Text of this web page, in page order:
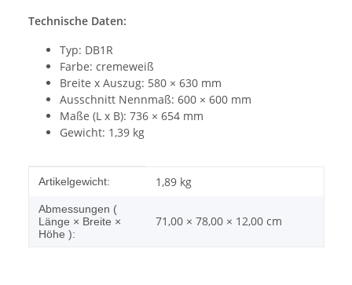
Technische Daten:
Typ: DB1R
Farbe: cremeweiß
Breite x Auszug: 580 × 630 mm
Ausschnitt Nennmaß: 600 × 600 mm
Maße (L x B): 736 × 654 mm
Gewicht: 1,39 kg
Produkteigenschaft
Wert
Artikelgewicht: 1,89 kg
Abmessungen (
Länge × Breite ×
Höhe ):
71,00 × 78,00 × 12,00 cm